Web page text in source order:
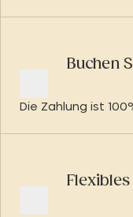
Buchen
Die Zahlung ist